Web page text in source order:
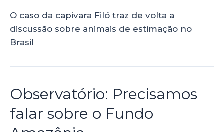
O caso da capivara Filó traz de volta a
discussão sobre animais de estimação no
Brasil
Observatório: Precisamos
falar sobre o Fundo